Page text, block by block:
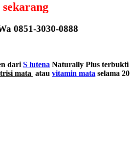
sekarang
0851-3030-0888
dari S lutena Naturally Plus terbukti
mata atau vitamin mata selama 20